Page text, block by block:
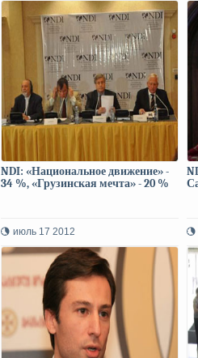
NDI: «Национальное движение» -
34 %, «Грузинская мечта» - 20 %
июль 17 2012